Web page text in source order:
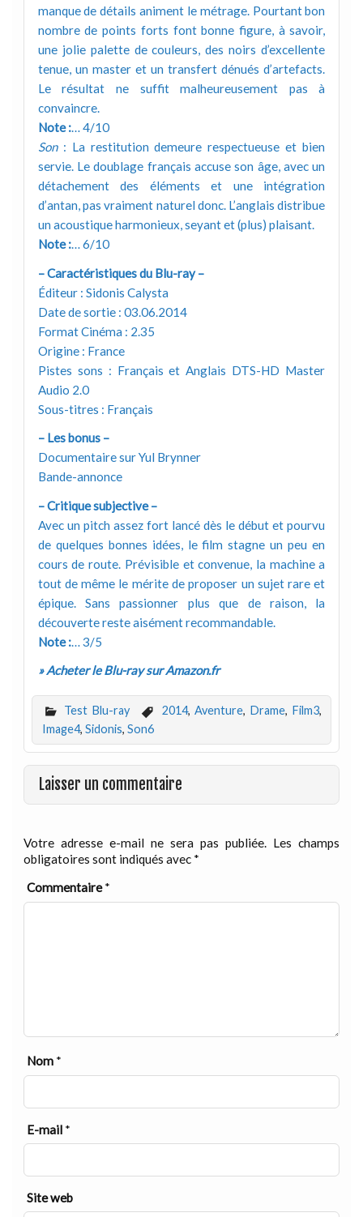
manque de détails animent le métrage. Pourtant bon
nombre de points forts font bonne figure, à savoir,
une jolie palette de couleurs, des noirs d’excellente
tenue, un master et un transfert dénués d’artefacts.
Le résultat ne suffit malheureusement pas à
convaincre.
Note :… 4/10
Son: La restitution demeure respectueuse et bien
servie. Le doublage français accuse son âge, avec un
détachement des éléments et une intégration
d’antan, pas vraiment naturel donc. L’anglais distribue
un acoustique harmonieux, seyant et (plus) plaisant.
Note :… 6/10
– Caractéristiques du Blu-ray –
Éditeur : Sidonis Calysta
Date de sortie : 03.06.2014
Format Cinéma : 2.35
Origine : France
Pistes sons : Français et Anglais DTS-HD Master
Audio 2.0
Sous-titres : Français
– Les bonus –
Documentaire sur Yul Brynner
Bande-annonce
– Critique subjective –
Avec un pitch assez fort lancé dès le début et pourvu
de quelques bonnes idées, le film stagne un peu en
cours de route. Prévisible et convenue, la machine a
tout de même le mérite de proposer un sujet rare et
épique. Sans passionner plus que de raison, la
découverte reste aisément recommandable.
Note :… 3/5
» Acheter le Blu-ray sur Amazon.fr
Test Blu-ray 2014,Aventure,Drame, Film3,
Image4, Sidonis, Son6
Laisser un commentaire
Votre adresse e-mail ne sera pas publiée. Les champs
obligatoires sont indiqués avec *
Commentaire*
Nom *
E-mail *
Site web